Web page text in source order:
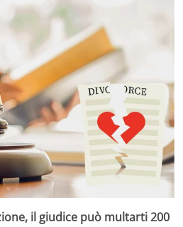
il giudice può multarti 200